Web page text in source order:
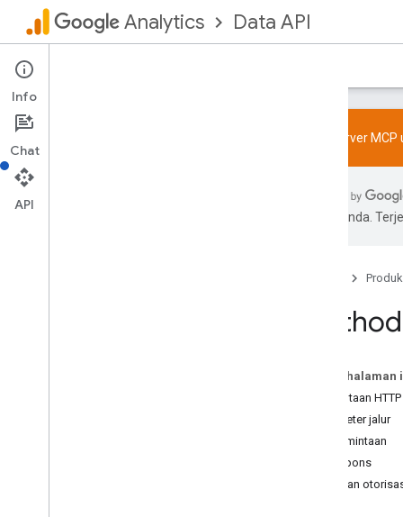
Analytics Data API
Memulai
Pengantar Google Analytics 4
Coba server
pilihan Anda.
Produk
Pada halaman
Permintaan HTTP
Parameter jalur
Isi permintaan
Isi respons
Cakupan
Info
Chat
API